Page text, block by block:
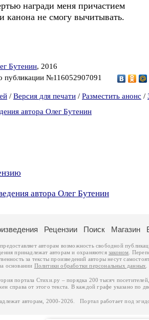
награди меня причастием
канона не смогу вычитывать.
Бутенин, 2016
публикации №116052907091
/ Версия для печати / Разместить анонс /
автора Олег Бутенин
автора Олег Бутенин
Рецензии Поиск Магазин
авторам возможность свободной
принадлежат авторам и охраняются законом .
за тексты произведений авторы несут
основании Политики обработки персональных данных
портала Стихи.ру – порядка 200 тысяч
справа от этого текста. В каждой графе указано по
авторам, 2000-2026. Портал работает под